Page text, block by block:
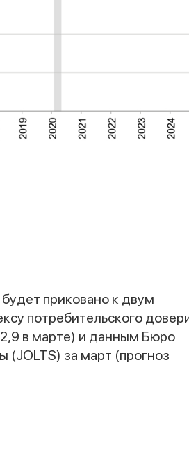
приковано к двум
потребительского
в марте) и данным Бюро
(JOLTS) за март (прогноз
свяжутся с
ближайшее время